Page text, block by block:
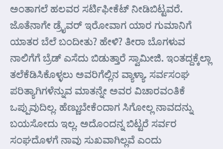
ಅಂತಾಗಲೆ ಹಲವರ ಸರ್ಟಿಫೀಕೆಟ್ ನೀಡಿಬಿಟ್ಟವರೆ.
ಜೊತೆನಾಗೇ ಡ್ರೈವರ್ ಇರೋವಾಗ ಯಾರ ಗುಮಾನಿಗೆ
ಯಾತರ ಬೆಲೆ ಬಂದೀತು? ಹೇಳಿ? ತೀರಾ ಬೊಗಳುವ
ನಾಲಿಗೆಗೆ ಬ್ರೆಡ್ ಎಸೆದು ಬಿಡುತ್ತಾರೆ ಸ್ವಾಮೀಜಿ. ಇಂತದ್ದಕ್ಕೆಲ್ಲಾ
ತಲೆಕೆಡಿಸಿಕೊಳ್ಳಲು ಅವರಿಗೆಲ್ಲಿನ ವ್ಯಾಳ್ಯಾ. ಸರ್ವಸಂಘ
ಪರಿತ್ಯಾಗಿಗಳೆನ್ನುವ ಮಾತನ್ನೇ ಅವರ ವಿಚಾರವಂತಿಕೆ
ಒಪ್ಪುವುದಿಲ್ಲ. ಹೆಣ್ಣುಬೇಕೆಂದಾಗ ಸಿಗೋಲ್ಲ ನಾವದನ್ನು
ಬಯಸೋದು ಇಲ್ಲ. ಅದೊಂದನ್ನ ಬಿಟ್ಟರೆ ಸರ್ವರ
ಸಂಘದೊಳಗೆ ನಾವು ಸುಖವಾಗಿಲ್ಲವೆ ಎಂದು